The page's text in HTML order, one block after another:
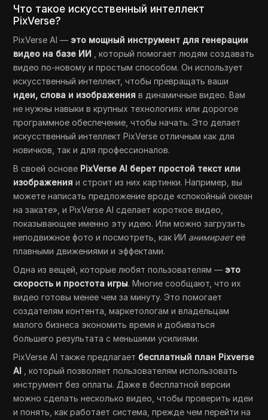
Что такое искусственный интеллект
PixVerse?
PixVerse AI — это мощный инструмент для генерации
видео на базе ИИ , который помогает людям создавать
видео по-новому и простым способом. Он использует
искусственный интеллект, чтобы превращать ваши
идеи, слова и изображения в динамичные видео. Вам
не нужны навыки в крупных технологиях или дорогое
программное обеспечение, чтобы начать. Это делает
искусственный интеллект PixVerse отличным как для
новичков, так и для профессионалов.
В своей основе PixVerse AI берет простой текст или
изображения и строит из них картинки. Например, вы
можете написать предложение вроде «спокойный океан
на закате», и PixVerse AI сделает короткое видео,
показывающее именно эту идею. Или можно загрузить
неподвижное фото и посмотреть, как ИИ анимираетеё
плавными движениями и эффектами.
Одна из вещей, которые любят пользователям — это
скорость и простота игры. Многие сообщают, что их
видео готовы менее чем за минуту. Это помогает
создателям контента, маркетологам и владельцам
малого бизнеса экономить время и добиваться
большего результата с меньшими усилиями.
PixVerse AI также предлагает бесплатный план Pixverse
AI , который позволяет пользователям использовать
инструмент без оплаты. Даже в бесплатной версии
можно сделать несколько видео, чтобы проверить идеи
и понять, как работает система, прежде чем перейти на